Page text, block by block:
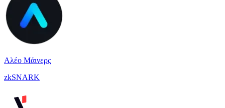
Αλέο Μάινερς
zkSNARK